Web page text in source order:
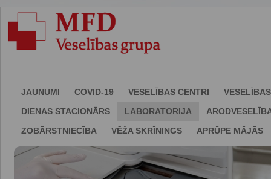
JAUNUMI COVID-19 VESELĪBAS CENTRI
DIENAS STACIONĀRS
LABORATORIJA
ZOBĀRSTNIECĪBA
VĒŽA SKRĪNINGS APRŪPE MĀJĀS